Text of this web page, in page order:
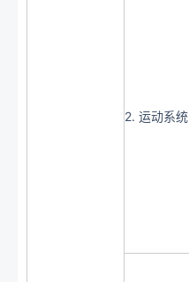
2. 运动系统